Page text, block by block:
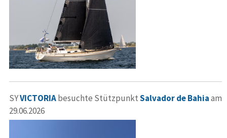
SYVICTORIAbesuchte StützpunktSalvador de Bahiaam
29.06.2026